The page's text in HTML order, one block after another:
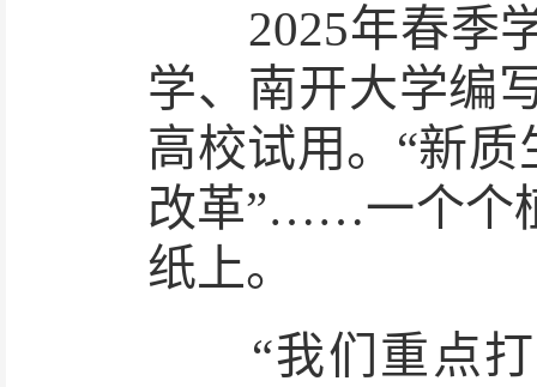
2025年春季学
学、南开大学编
高校试用。“新质
改革”……一个个
纸上。
“我们重点打